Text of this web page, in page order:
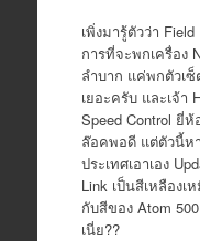
เพิ่งมารู้ตัวว่า
การที่จะพกเครื่อง
ลำบาก แค่พกตัวเ
เยอะครับ และเจ้า
Speed Control ยี่
ล๊อคพอดี แต่ตัวนี้ห
ประเทศเอาเอง
Link เป็นสีเหลือง
กับสีของ Atom
เนี่ย??